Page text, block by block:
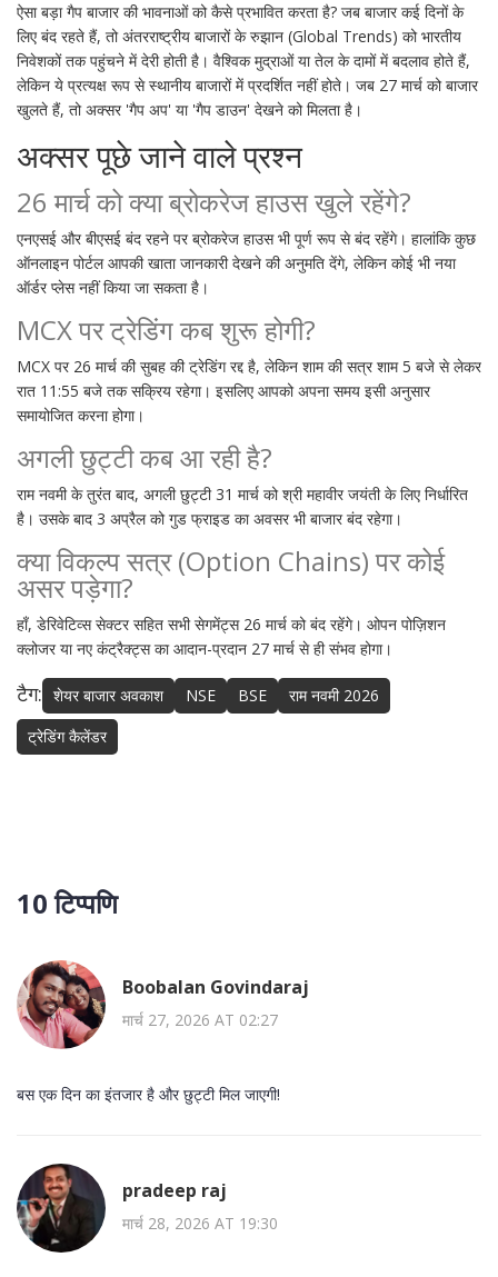
ऐसा बड़ा गैप बाजार की भावनाओं को कैसे प्रभावित करता है? जब बाजार कई दिनों के
लिए बंद रहते हैं, तो अंतरराष्ट्रीय बाजारों के रुझान (Global Trends) को भारतीय
निवेशकों तक पहुंचने में देरी होती है। वैश्विक मुद्राओं या तेल के दामों में बदलाव होते हैं,
लेकिन ये प्रत्यक्ष रूप से स्थानीय बाजारों में प्रदर्शित नहीं होते। जब 27 मार्च को बाजार
खुलते हैं, तो अक्सर 'गैप अप' या 'गैप डाउन' देखने को मिलता है।
अक्सर पूछे जाने वाले प्रश्न
26 मार्च को क्या ब्रोकरेज हाउस खुले रहेंगे?
एनएसई और बीएसई बंद रहने पर ब्रोकरेज हाउस भी पूर्ण रूप से बंद रहेंगे। हालांकि कुछ
ऑनलाइन पोर्टल आपकी खाता जानकारी देखने की अनुमति देंगे, लेकिन कोई भी नया
ऑर्डर प्लेस नहीं किया जा सकता है।
MCX पर ट्रेडिंग कब शुरू होगी?
MCX पर 26 मार्च की सुबह की ट्रेडिंग रद्द है, लेकिन शाम की सत्र शाम 5 बजे से लेकर
रात 11:55 बजे तक सक्रिय रहेगा। इसलिए आपको अपना समय इसी अनुसार
समायोजित करना होगा।
अगली छुट्टी कब आ रही है?
राम नवमी के तुरंत बाद, अगली छुट्टी 31 मार्च को श्री महावीर जयंती के लिए निर्धारित
है। उसके बाद 3 अप्रैल को गुड फ्राइड का अवसर भी बाजार बंद रहेगा।
क्या विकल्प सत्र (Option Chains) पर कोई
असर पड़ेगा?
हाँ, डेरिवेटिव्स सेक्टर सहित सभी सेगमेंट्स 26 मार्च को बंद रहेंगे। ओपन पोज़िशन
क्लोजर या नए कंट्रैक्ट्स का आदान-प्रदान 27 मार्च से ही संभव होगा।
टैग: शेयर बाजार अवकाश NSE BSE
राम नवमी 2026
ट्रेडिंग कैलेंडर
10 टिप्पणि
Boobalan Govindaraj
मार्च 27, 2026 AT 02:27
बस एक दिन का इंतजार है और छुट्टी मिल जाएगी!
pradeep raj
मार्च 28, 2026 AT 19:30